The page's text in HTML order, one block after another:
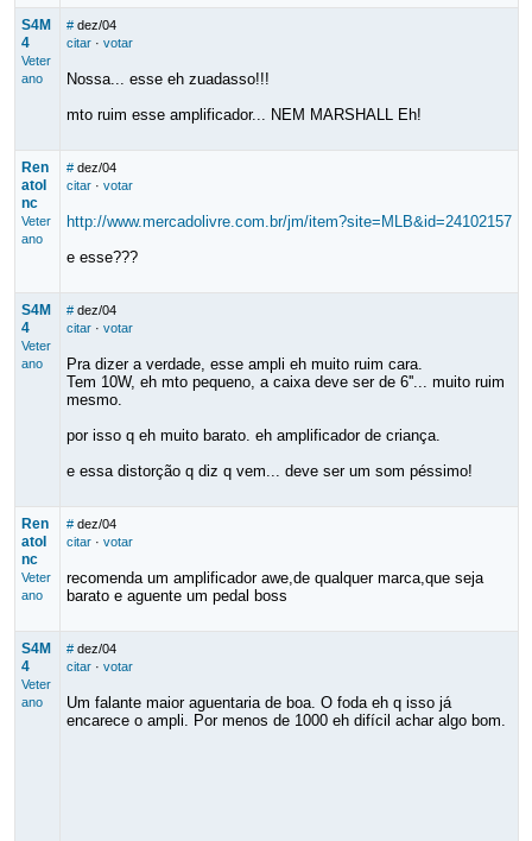
S4M
4
Veter
ano
# dez/04
citar· votar
Nossa... esse eh zuadasso!!!
mto ruim esse amplificador... NEM MARSHALL Eh!
Ren
atoI
nc
Veter
ano
# dez/04
citar· votar
http://www.mercadolivre.com.br/jm/item?site=MLB&id=24102157
e esse???
S4M
4
Veter
ano
# dez/04
citar· votar
Pra dizer a verdade, esse ampli eh muito ruim cara.
Tem 10W, eh mto pequeno, a caixa deve ser de 6''... muito ruim
mesmo.
por isso q eh muito barato. eh amplificador de criança.
e essa distorção q diz q vem... deve ser um som péssimo!
Ren
atoI
nc
Veter
ano
# dez/04
citar· votar
recomenda um amplificador awe,de qualquer marca,que seja
barato e aguente um pedal boss
S4M
4
Veter
ano
# dez/04
citar· votar
Um falante maior aguentaria de boa. O foda eh q isso já
encarece o ampli. Por menos de 1000 eh difícil achar algo bom.